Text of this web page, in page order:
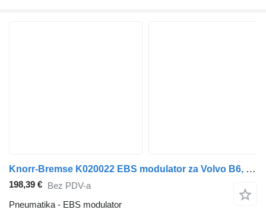
Knorr-Bremse K020022 EBS modulator za Volvo B6, B7, B9, B10, B12 bus (1978-2011) autobusa
198,39 € Bez PDV-a
Pneumatika - EBS modulator